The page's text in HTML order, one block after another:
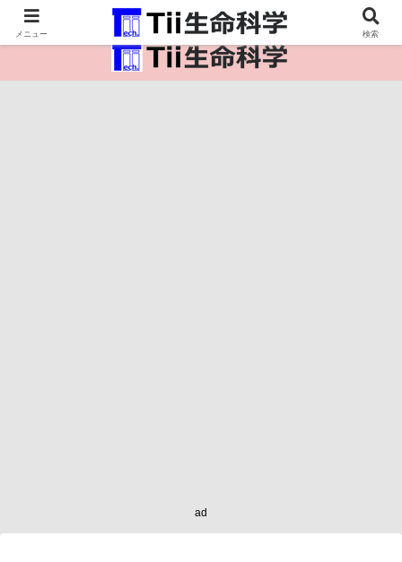
医療保健・生命・生物の情報インフラ。
ad
メニュー 検索